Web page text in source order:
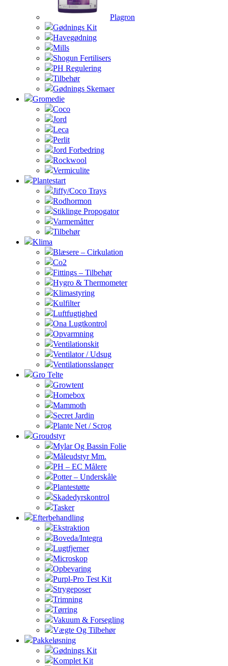
Plagron
Gødnings Kit
Havegødning
Mills
Shogun Fertilisers
PH Regulering
Tilbehør
Gødnings Skemaer
Gromedie
Coco
Jord
Leca
Perlit
Jord Forbedring
Rockwool
Vermiculite
Plantestart
Jiffy/Coco Trays
Rodhormon
Stiklinge Propogator
Varmemåtter
Tilbehør
Klima
Blæsere – Cirkulation
Co2
Fittings – Tilbehør
Hygro & Thermometer
Klimastyring
Kulfilter
Luftfugtighed
Ona Lugtkontrol
Opvarmning
Ventilationskit
Ventilator / Udsug
Ventilationsslanger
Gro Telte
Growtent
Homebox
Mammoth
Secret Jardin
Plante Net / Scrog
Groudstyr
Mylar Og Bassin Folie
Måleudstyr Mm.
PH – EC Målere
Potter – Underskåle
Plantestøtte
Skadedyrskontrol
Tasker
Efterbehandling
Ekstraktion
Boveda/Integra
Lugtfjerner
Microskop
Opbevaring
Purpl-Pro Test Kit
Strygeposer
Trimning
Tørring
Vakuum & Forsegling
Vægte Og Tilbehør
Pakkeløsning
Gødnings Kit
Komplet Kit